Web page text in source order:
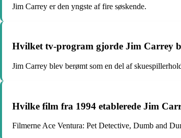
Jim Carrey er den yngste af fire søskende.
Hvilket tv-program gjorde Jim Carrey
Jim Carrey blev berømt som en del af
Hvilke film fra 1994 etablerede Jim
Filmerne Ace Ventura: Pet Detective, Dumb and